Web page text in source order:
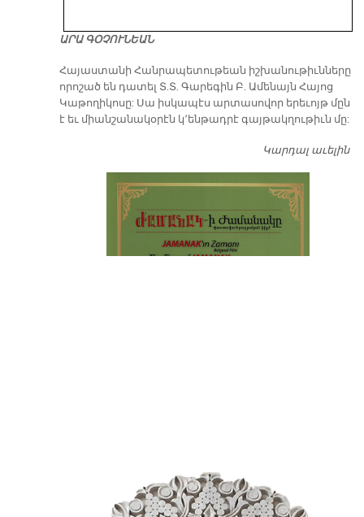
ԱՐԱ ԳՕՉՈՒՆԵԱՆ
​Հայաստանի Հանրապետութեան իշխանութիւնները
որոշած են դատել Տ.Տ. Գարեգին Բ. Ամենայն Հայոց
Կաթողիկոսը: Սա իսկապէս արտասովոր երեւոյթ մըն
է եւ միանշանակօրէն կ՚ենթադրէ գայթակղութիւն մը:
Կարդալ աւելին